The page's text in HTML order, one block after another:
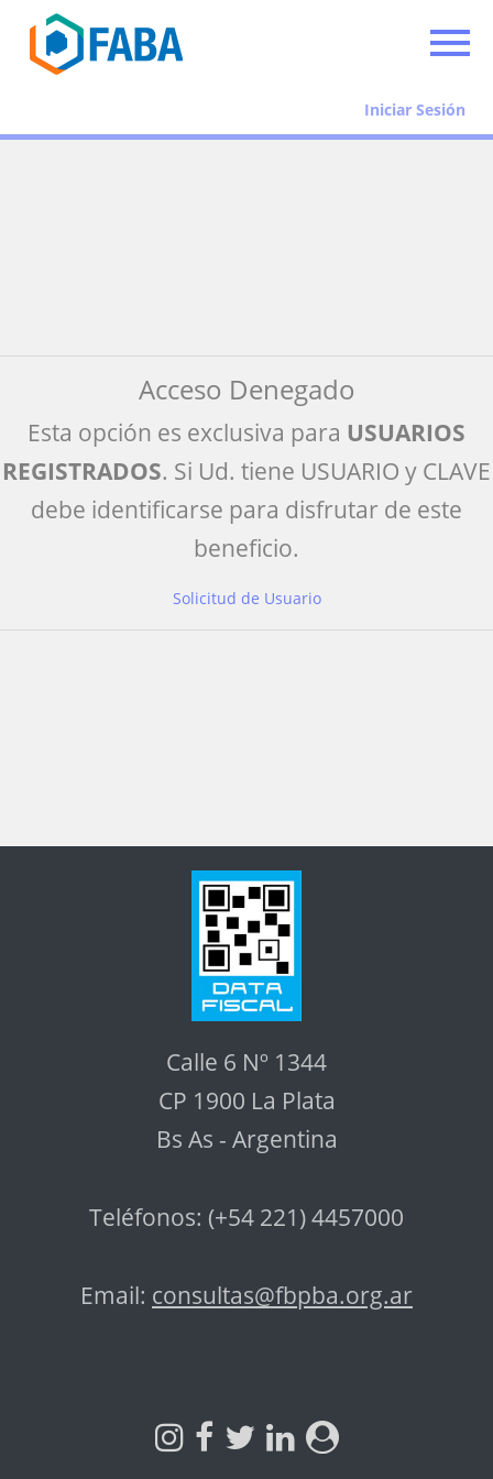
Iniciar Sesión
Acceso Denegado
Esta opción es exclusiva para USUARIOS
REGISTRADOS. Si Ud. tiene USUARIO y CLAVE
debe identificarse para disfrutar de este
beneficio.
Solicitud de Usuario
Calle 6 Nº 1344
CP 1900 La Plata
Bs As - Argentina
Teléfonos: (+54 221) 4457000
Email: consultas@fbpba.org.ar